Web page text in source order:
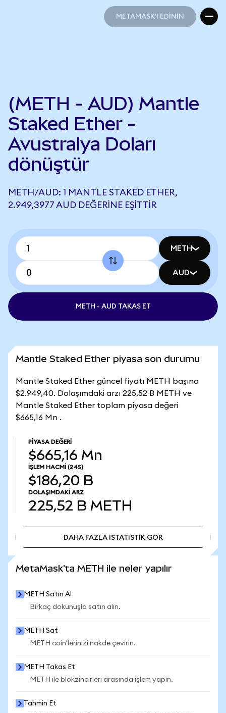
METAMASK'I EDİNİN
(METH - AUD) Mantle
Staked Ether -
Avustralya Doları
dönüştür
METH/AUD: 1 MANTLE STAKED ETHER,
2.949,3977 AUD DEĞERINE EŞITTIR
METH
AUD
METH - AUD TAKAS ET
Mantle Staked Ether piyasa son durumu
Mantle Staked Ether güncel fiyatı METH başına
$2.949,40. Dolaşımdaki arzı 225,52 B METH ve
Mantle Staked Ether toplam piyasa değeri
$665,16 Mn .
PIYASA DEĞERI
$665,16 Mn
İŞLEM HACMI (24S)
$186,20 B
DOLAŞIMDAKI ARZ
225,52 B METH
DAHA FAZLA İSTATİSTİK GÖR
MetaMask'ta METH ile neler yapılır
METH Satın Al
Birkaç dokunuşla satın alın.
METH Sat
METH coin'lerinizi nakde çevirin.
METH Takas Et
METH ile blokzincirleri arasında işlem yapın.
Tahmin Et